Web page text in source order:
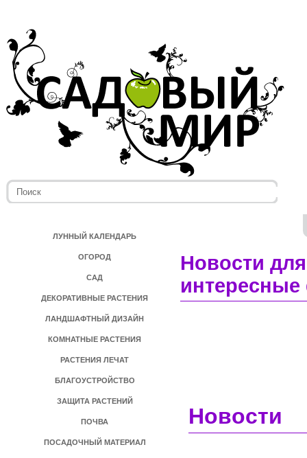
ЛУННЫЙ КАЛЕНДАРЬ
ОГОРОД
САД
ДЕКОРАТИВНЫЕ РАСТЕНИЯ
ЛАНДШАФТНЫЙ ДИЗАЙН
КОМНАТНЫЕ РАСТЕНИЯ
РАСТЕНИЯ ЛЕЧАТ
БЛАГОУСТРОЙСТВО
ЗАЩИТА РАСТЕНИЙ
ПОЧВА
ПОСАДОЧНЫЙ МАТЕРИАЛ
Новости
Новости